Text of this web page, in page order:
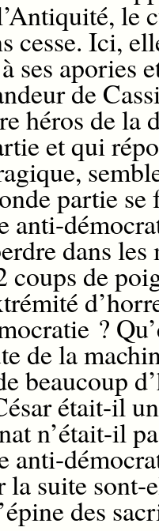
le
cesse. Ici,
ses apories
de
héros de la
et qui
partie
anti-
dans les
coups de
?
de la
beaucoup
était-il
n’était-il
anti-
la suite sont-
des